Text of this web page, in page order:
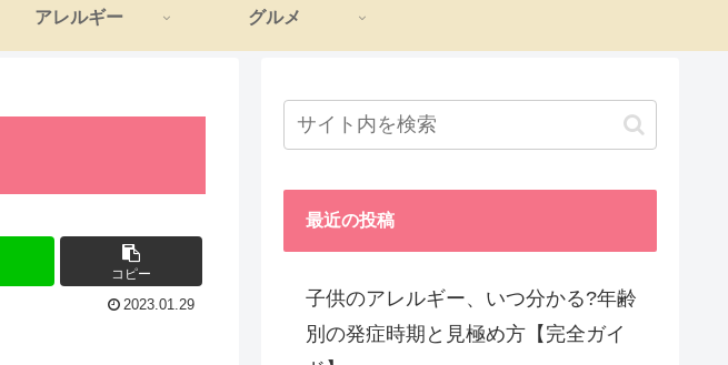
アレルギー グルメ
コピー
2023.01.29
最近の投稿
子供のアレルギー、いつ分かる?年齢
別の発症時期と見極め方【完全ガイ